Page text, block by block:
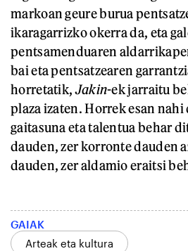
markoan geure burua
ikaragarrizko okerra da, eta
pentsamenduaren
bai eta pentsatzearen
horretatik,Jakin-ek jarraitu
plaza izaten. Horrek esan nahi
gaitasuna eta talentua behar
dauden, zer korronte dauden
dauden, zer aldamio eraitsi
GAIAK
Arteak eta kultura